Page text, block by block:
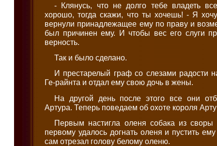
- Клянусь, что не долго тебе владеть
хорошо, тогда скажи, что ты хочешь! - Я
вернули принадлежащее ему по праву и
был причинен ему. И чтобы вес его слуги
верность.
Так и было сделано.
И престарелый граф со слезами радости
Ге-райнта и отдал ему свою дочь в жены.
На другой день после этого все они
Артура. Теперь поведаем об охоте короля
Первым настигла оленя собака из
первому удалось догнать оленя и пустить
сам отрезал голову белому оленю.